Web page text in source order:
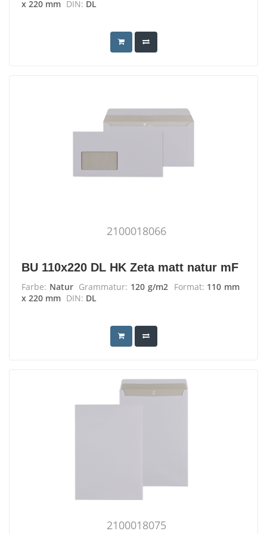
x 220 mm DIN: DL
2100018066
BU 110x220 DL HK Zeta matt natur mF
Farbe: Natur Grammatur: 120 g/m2 Format: 110 mm
x 220 mm DIN: DL
2100018075